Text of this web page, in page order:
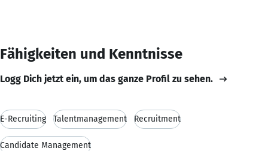
Fähigkeiten und Kenntnisse
Logg Dich jetzt ein, um das ganze Profil zu sehen.
E-Recruiting Talentmanagement Recruitment
Candidate Management